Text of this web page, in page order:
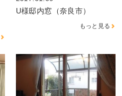
U様邸内窓（奈良市）
もっと見る